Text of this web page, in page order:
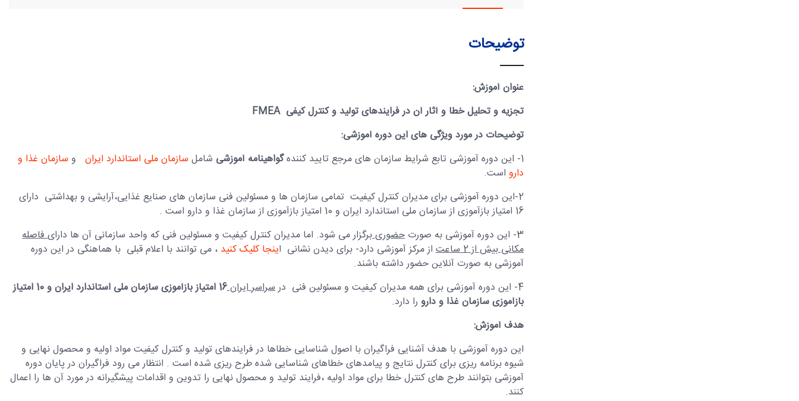
توضیحات
عنوان آموزش:
تجزیه و تحلیل خطا و آثار آن در فرایندهای تولید و کنترل کیفی FMEA
توضیحات در مورد ویژگی های این دوره آموزشی:
1- این دوره آموزشی تابع شرایط سازمان های مرجع تایید کننده
گواهینامه آموزشی شامل سازمان ملی استاندارد ایران و سازمان غذا و
دارو است.
2-این دوره آموزشی برای مدیران کنترل کیفیت تمامی سازمان ها و مسئولین فنی سازمان های صنایع غذایی،آرایشی و بهداشتی دارای
16 امتیاز بازآموزی از سازمان ملی استاندارد ایران و 10 امتیاز بازآموزی از سازمان غذا و دارو است .
3- این دوره آموزشی به صورت
حضوریبرگزار می شود. اما مدیران کنترل کیفیت و مسئولین فنی که واحد سازمانی آن ها دارایفاصله
مکانی بیش از 2 ساعت
از مرکز آموزشی دارد- برای دیدن نشانی اینجا کلیک کنید ، می توانند با اعلام قبلی با هماهنگی در این دوره
آموزشی به صورت آنلاین حضور داشته باشند.
4- این دوره آموزشی برای همه مدیران کیفیت و مسئولین فنی در
سراسر ایران
16 امتیاز بازآموزی سازمان ملی استاندارد ایران و 10 امتیاز
بازآموزی سازمان غذا و دارو را دارد.
هدف آموزش:
این دوره آموزشی با هدف آشنایی فراگیران با اصول شناسایی خطاها در فرایندهای تولید و کنترل کیفیت مواد اولیه و محصول نهایی و
شیوه برنامه ریزی برای کنترل نتایج و پیامدهای خطاهای شناسایی شده طرح ریزی شده است . انتظار می رود فراگیران در پایان دوره
آموزشی بتوانند طرح های کنترل خطا برای مواد اولیه ،فرایند تولید و محصول نهایی را تدوین و اقدامات پیشگیرانه در مورد آن ها را اعمال
کنند.